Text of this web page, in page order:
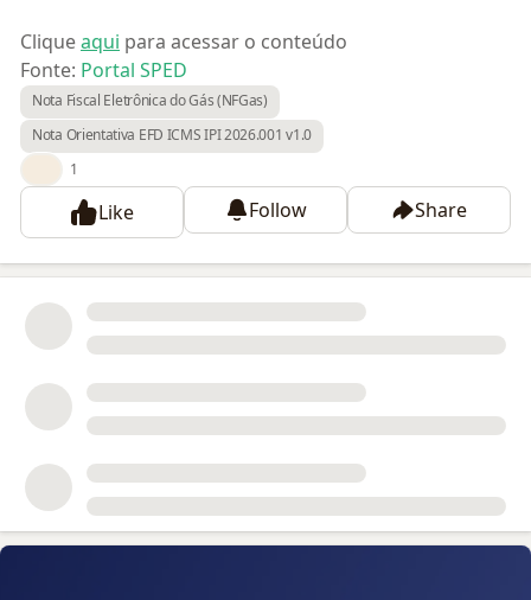
Cliqueaqui para acessar o conteúdo
Fonte: Portal SPED
Nota Fiscal Eletrônica do Gás (NFGas)
Nota Orientativa EFD ICMS IPI 2026.001 v1.0
1
Like Follow Share